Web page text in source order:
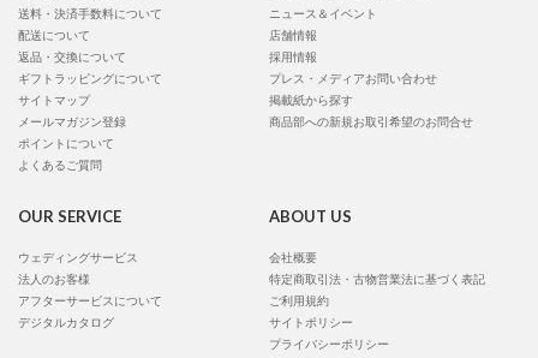
送料・決済手数料について
配送について
返品・交換について
ギフトラッピングについて
サイトマップ
メールマガジン登録
ポイントについて
よくあるご質問
ニュース＆イベント
店舗情報
採用情報
プレス・メディアお問い合わせ
掲載紙から探す
商品部への新規お取引希望のお問合せ
OUR SERVICE
ウェディングサービス
法人のお客様
アフターサービスについて
デジタルカタログ
ABOUT US
会社概要
特定商取引法・古物営業法に基づく表記
ご利用規約
サイトポリシー
プライバシーポリシー